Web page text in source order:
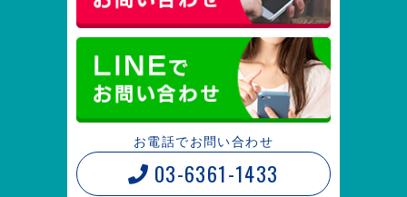
お電話でお問い合わせ
03-6361-1433